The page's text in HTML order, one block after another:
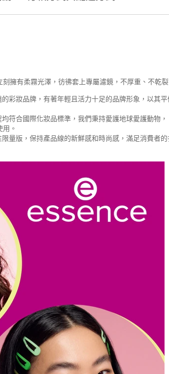
擁有柔霧光澤，彷彿套上專屬濾鏡，不厚重、不乾
彩妝品牌，有著年輕且活力十足的品牌形象，以其
符合國際化妝品標準，我們秉持愛護地球愛護動物，
。
量版，保持產品線的新鮮感和時尚感，滿足消費者